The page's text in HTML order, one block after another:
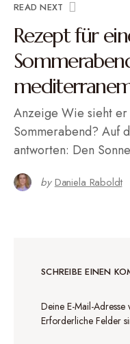
READ NEXT
Rezept für
Anzeige Wie sieht
Sommerabend? Auf
antworten: Den
by Daniela Raboldt
SCHREIBE EINEN
Deine E-Mail-
Erforderliche Felder